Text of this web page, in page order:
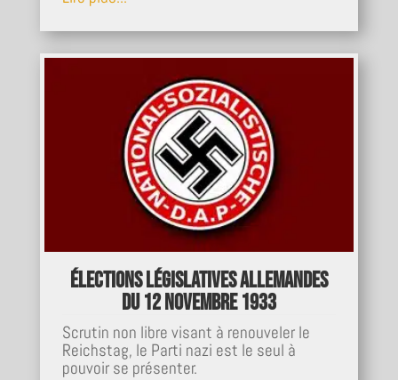
Élections législatives allemandes
du 12 novembre 1933
Scrutin non libre visant à renouveler le
Reichstag, le Parti nazi est le seul à
pouvoir se présenter.